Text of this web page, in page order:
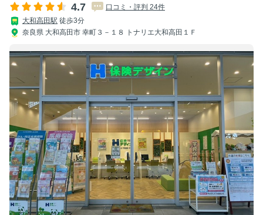
4.7
口コミ・評判 24件
大和高田駅 徒歩3分
奈良県 大和高田市 幸町３－１８ トナリエ大和高田１Ｆ